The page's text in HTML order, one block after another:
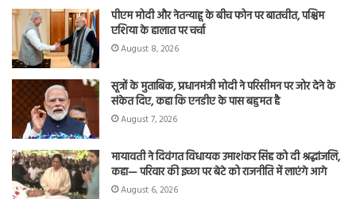
पीएम मोदी और नेतन्याहू के बीच फोन पर बातचीत, पश्चिम
एशिया के हालात पर चर्चा
August 8, 2026
सूत्रों के मुताबिक, प्रधानमंत्री मोदी ने परिसीमन पर जोर देने के
संकेत दिए, कहा कि एनडीए के पास बहुमत है
August 7, 2026
मायावती ने दिवंगत विधायक उमाशंकर सिंह को दी श्रद्धांजलि,
कहा— परिवार की इच्छा पर बेटे को राजनीति में लाएंगे आगे
August 6, 2026